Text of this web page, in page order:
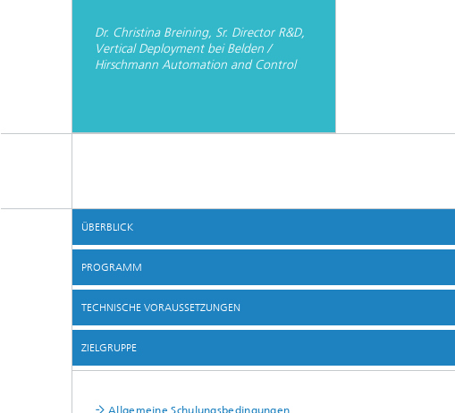
Dr. Christina Breining, Sr. Director R&D,
Vertical Deployment bei Belden /
Hirschmann Automation and Control
ÜBERBLICK
PROGRAMM
TECHNISCHE VORAUSSETZUNGEN
ZIELGRUPPE
Allgemeine Schulungsbedingungen